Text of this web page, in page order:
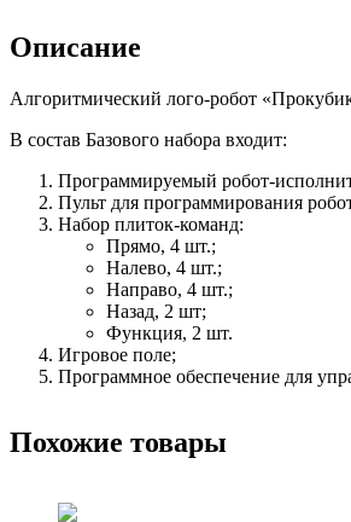
Описание
Алгоритмический лого-робот
В состав Базового набора входит:
Программируемый робот-
Пульт для программирования
Набор плиток-команд:
Прямо, 4 шт.;
Налево, 4 шт.;
Направо, 4 шт.;
Назад, 2 шт;
Функция, 2 шт.
Игровое поле;
Программное обеспечение для
Похожие товары